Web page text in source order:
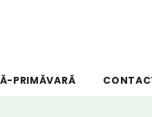
PRIMĂVARĂ